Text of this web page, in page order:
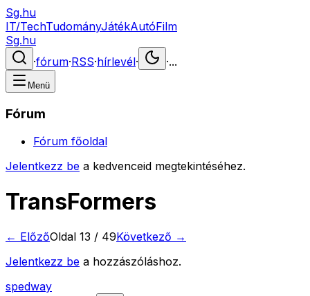
Sg.hu
IT/TechTudományJátékAutóFilm
Sg.hu
·fórum·RSS·hírlevél· ·...
Menü
Fórum
Fórum főoldal
Jelentkezz be a kedvenceid megtekintéséhez.
TransFormers
← ElőzőOldal 13 / 49Következő →
Jelentkezz be a hozzászóláshoz.
spedway